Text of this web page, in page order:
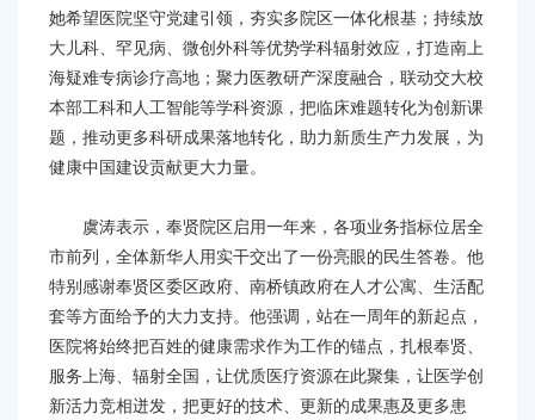
她希望医院坚守党建引领，夯实多院区一体化根基；持续放
大儿科、罕见病、微创外科等优势学科辐射效应，打造南上
海疑难专病诊疗高地；聚力医教研产深度融合，联动交大校
本部工科和人工智能等学科资源，把临床难题转化为创新课
题，推动更多科研成果落地转化，助力新质生产力发展，为
健康中国建设贡献更大力量。
虞涛表示，奉贤院区启用一年来，各项业务指标位居全
市前列，全体新华人用实干交出了一份亮眼的民生答卷。他
特别感谢奉贤区委区政府、南桥镇政府在人才公寓、生活配
套等方面给予的大力支持。他强调，站在一周年的新起点，
医院将始终把百姓的健康需求作为工作的锚点，扎根奉贤、
服务上海、辐射全国，让优质医疗资源在此聚集，让医学创
新活力竞相迸发，把更好的技术、更新的成果惠及更多患